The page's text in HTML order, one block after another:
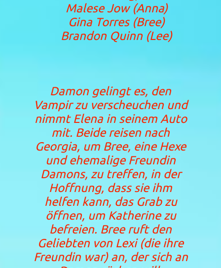
Malese Jow (Anna)
Gina Torres (Bree)
Brandon Quinn (Lee)
Damon gelingt es, den
Vampir zu verscheuchen und
nimmt Elena in seinem Auto
mit. Beide reisen nach
Georgia, um Bree, eine Hexe
und ehemalige Freundin
Damons, zu treffen, in der
Hoffnung, dass sie ihm
helfen kann, das Grab zu
öffnen, um Katherine zu
befreien. Bree ruft den
Geliebten von Lexi (die ihre
Freundin war) an, der sich an